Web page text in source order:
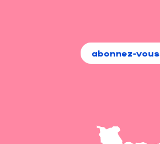
abonnez-vous